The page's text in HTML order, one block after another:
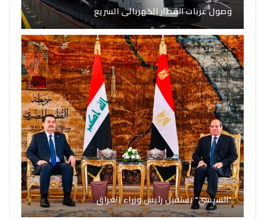
وصول عربات القطار الكهربائى السريع
"السيسي" يستقبل رئيس وزراء العراق